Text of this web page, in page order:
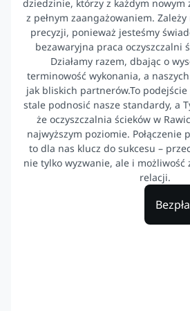
dziedzinie, którzy z każdym nowym
z pełnym zaangażowaniem.
precyzji, ponieważ jesteśmy
bezawaryjna praca oczyszczalni
Działamy razem, dbając o
terminowość wykonania, a
jak bliskich partnerów.To
stale podnosić nasze standardy, a
że oczyszczalnia ścieków w
najwyższym poziomie. Połączenie
to dla nas klucz do sukcesu –
nie tylko wyzwanie, ale i możliwość
relacji.